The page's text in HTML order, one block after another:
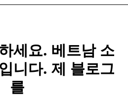
세요. 베트남 소
니다. 제 블로그
를